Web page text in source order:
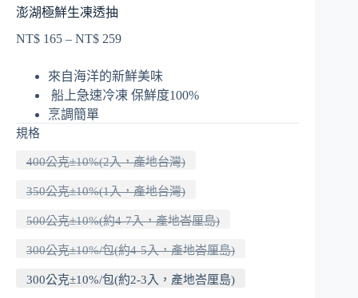
澎湖極鮮生凍透抽
NT$ 165 – NT$ 259價
範
圍：
來自海洋的新鮮美味
船上急速冷凍 保鮮度100%
烹調簡單
規格
400公克±10%(2入，產地台灣)
350公克±10%(1入，產地台灣)
500公克±10%(約4-7入，產地峇厘島)
300公克±10%/包(約4-5入，產地峇厘島)
300公克±10%/包(約2-3入，產地峇厘島)